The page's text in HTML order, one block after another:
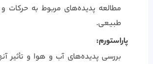
مطالعه پدیده‌های مربوط به حرکات و
طبیعی.
پاراستورم:
بررسی پدیده‌های آب و هوا و تأثیر